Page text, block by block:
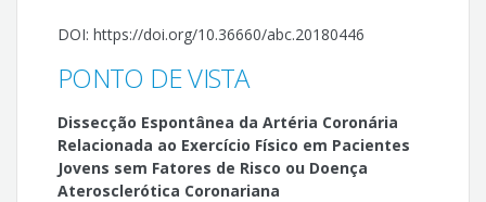
DOI: https://doi.org/10.36660/abc.20180446
PONTO DE VISTA
Dissecção Espontânea da Artéria Coronária
Relacionada ao Exercício Físico em Pacientes
Jovens sem Fatores de Risco ou Doença
Aterosclerótica Coronariana